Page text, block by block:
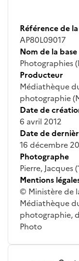
Référence de
AP80L09017
Nom de la base
Photographies
Producteur
Médiathèque
photographie
Date de
6 avril 2012
Date de
16 décembre
Photographe
Pierre, Jacques
Mentions
© Ministère de
Médiathèque
photographie,
Photo